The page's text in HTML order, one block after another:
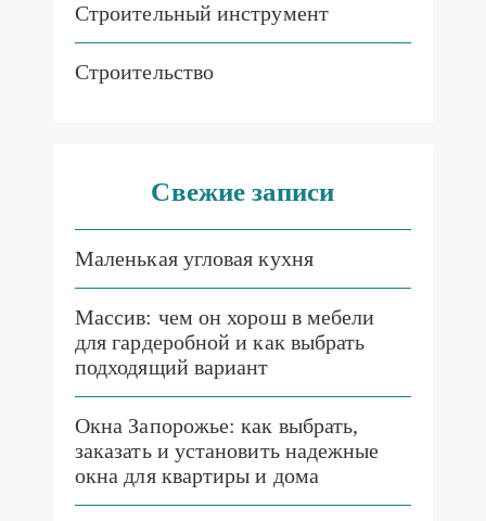
Строительный инструмент
Строительство
Свежие записи
Маленькая угловая кухня
Массив: чем он хорош в мебели
для гардеробной и как выбрать
подходящий вариант
Окна Запорожье: как выбрать,
заказать и установить надежные
окна для квартиры и дома